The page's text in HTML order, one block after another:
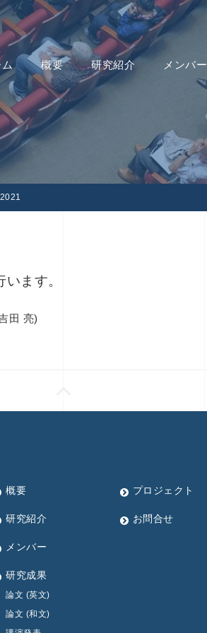
概要 研究紹介 メンバー
います。
田 亮)
概要
研究紹介
メンバー
研究成果
論文 (英文)
論文 (和文)
プロジェクト
お問合せ